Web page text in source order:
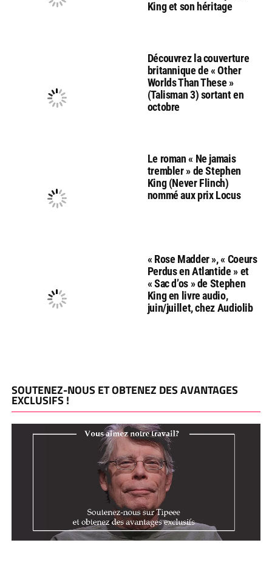
King et son héritage
Découvrez la couverture
britannique de « Other
Worlds Than These »
(Talisman 3) sortant en
octobre
Le roman « Ne jamais
trembler » de Stephen
King (Never Flinch)
nommé aux prix Locus
« Rose Madder », « Coeurs
Perdus en Atlantide » et
« Sac d’os » de Stephen
King en livre audio,
juin/juillet, chez Audiolib
SOUTENEZ-NOUS ET OBTENEZ DES AVANTAGES
EXCLUSIFS !